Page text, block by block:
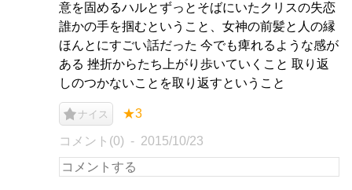
意を固めるハルとずっとそばにいたクリスの失恋
誰かの手を掴むということ、女神の前髪と人の縁
ほんとにすごい話だった 今でも痺れるような感が
ある 挫折からたち上がり歩いていくこと 取り返
しのつかないことを取り返すということ
ナイス ★3
コメント(0) 2015/10/23